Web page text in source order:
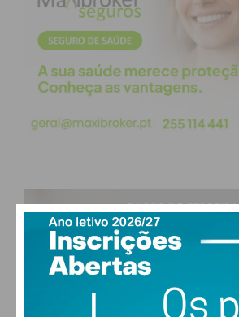
PAÇOS DE FERREIRA
29°